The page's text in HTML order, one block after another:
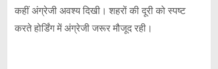
कहीं अंग्रेजी अवश्य दिखी। शहरों की दूरी को स्पष्ट
करते होर्डिंग में अंग्रेजी जरूर मौजूद रही।